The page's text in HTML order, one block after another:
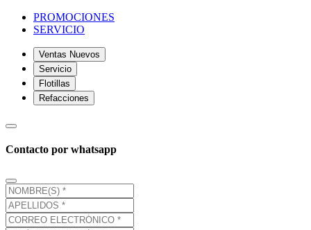
PROMOCIONES
SERVICIO
Ventas Nuevos
Servicio
Flotillas
Refacciones
Contacto por whatsapp